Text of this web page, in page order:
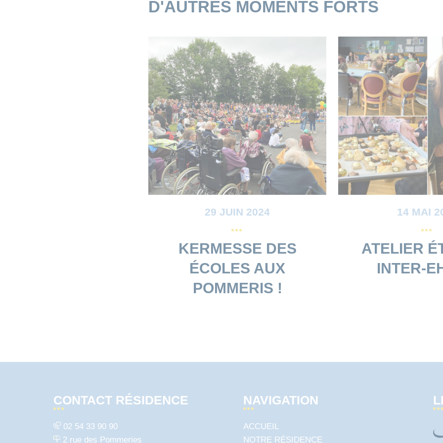
D'AUTRES MOMENTS FORTS
29 JUIN 2024
KERMESSE DES
ÉCOLES AUX
POMMERIS !
14 MAI
ATELIER
INTER-
CONTACT RÉSIDENCE
02 54 33 90 90
2 rue des Pommeries
NAVIGATION
ACCUEIL
NOTRE RÉSIDENCE